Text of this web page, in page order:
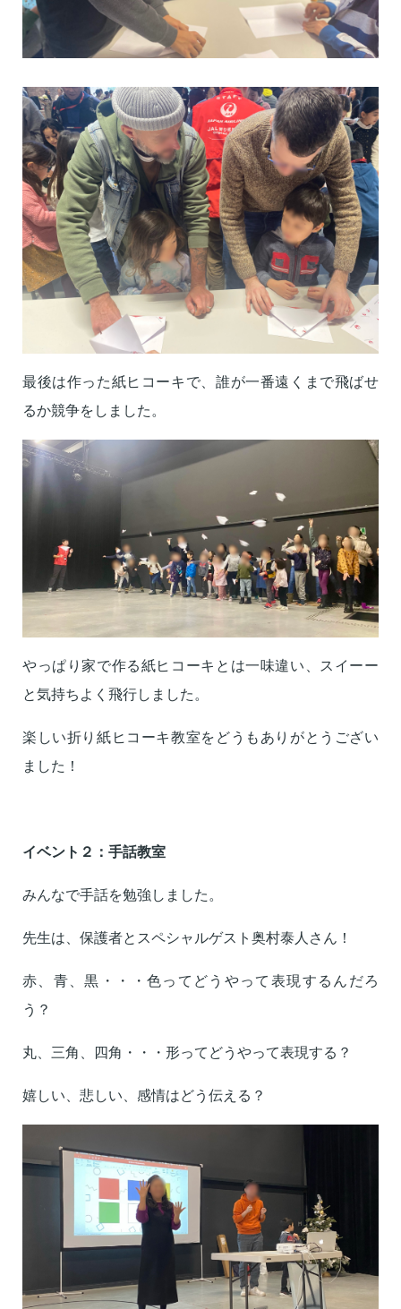
最後は作った紙ヒコーキで、誰が一番遠くまで飛ばせ
るか競争をしました。
やっぱり家で作る紙ヒコーキとは一味違い、スイーー
と気持ちよく飛行しました。
楽しい折り紙ヒコーキ教室をどうもありがとうござい
ました！
イベント２：手話教室
みんなで手話を勉強しました。
先生は、保護者とスペシャルゲスト奥村泰人さん！
赤、青、黒・・・色ってどうやって表現するんだろ
う？
丸、三角、四角・・・形ってどうやって表現する？
嬉しい、悲しい、感情はどう伝える？